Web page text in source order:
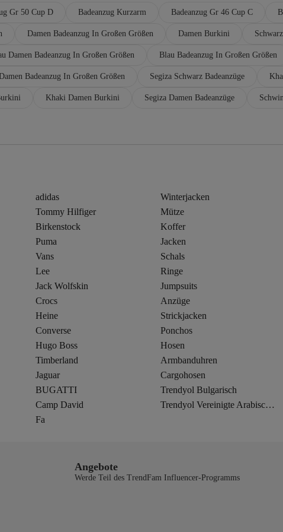
Gr 50 Cup D Badeanzug Kurzarm Badeanzug Gr 46 Cup C
Damen Badeanzug In Großen Größen Damen Burkini
Damen Badeanzug In Großen Größen Blau Badeanzug In Großen Größen
Badeanzug In Großen Größen Segiza Schwarz Badeanzüge
Khaki Damen Burkini Segiza Damen Badeanzüge
adidas
Tommy Hilfiger
Birkenstock
Puma
Vans
Lee
Jack Wolfskin
Crocs
Heine
Converse
Hugo Boss
Timberland
Jaguar
BUGATTI
Camp David
Fa
Winterjacken
Mütze
Koffer
Jacken
Schals
Ringe
Jumpsuits
Anzüge
Strickjacken
Ponchos
Hosen
Armbanduhren
Cargohosen
Trendyol Bulgarisch
Trendyol Vereinigte Arabische Emirate
Angebote
Werde Teil des TrendFam Influencer-Programms